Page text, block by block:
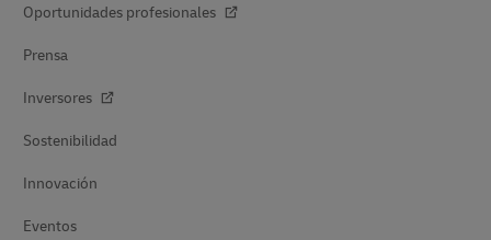
Oportunidades profesionales
Prensa
Inversores
Sostenibilidad
Innovación
Eventos